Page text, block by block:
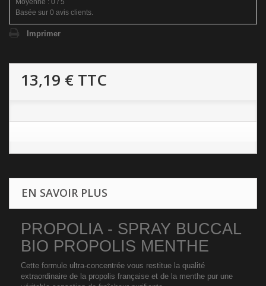
Moyenne : 0 / 5
Basée sur 0 avis clients.
Imprimer
13,19 € TTC
EN SAVOIR PLUS
PROPOLIA - SPRAY BUCCAL
BIO PROPOLIS MENTHE
Cette formule ultra-concentrée vous restitue la qualité
extraordinaire de la propolis française et de la menthe pur une